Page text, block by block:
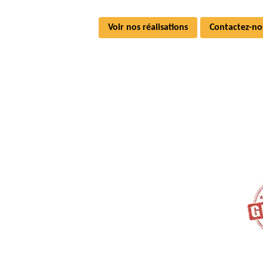
Voir nos réalisations Contactez-